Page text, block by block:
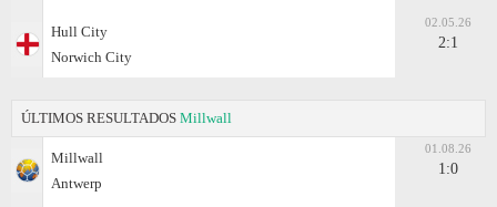
Hull City
Norwich City
02.05.26
2:1
ÚLTIMOS RESULTADOS Millwall
Millwall
Antwerp
01.08.26
1:0